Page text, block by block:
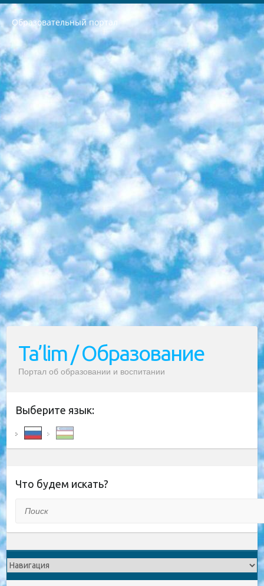
Образовательный портал
РЕСПУБЛИКА УЗБЕКИСТАН МИНИСТРЕРСТВО ДОШКОЛЬНОГО И ШКОЛЬНОГО ОБРАЗОВАНИЯ КОМАНДА в общеобразовательных учреждениях в 2023-2024 учебном году организация и проведение итоговой государственной аттестации обучающихся о Министра дошкольного и школьного образования Республики Узбекистан от 4 марта 2008 года (постановлением Минюста от 20 марта 2008 года № 1778 государственной регистрации) «Итоговое состояние учащихся общего среднего образования на основании положения об утверждении положения об аттестации общего среднего образования выпускной экзамен студентов в образовательных учреждениях в 2023-2024 учебном году В целях организации и прохождения аттестации приказываю: 1. Следующее: перечень предметов, по которым будет проводиться итоговая государственная аттестация и экзамен формы перевода согласно приложению 1; сертификаты международного образца, оценивающие уровень владения иностранными языками перечень согласно приложению 2; 2. Педагогический при специализированных образовательных учреждениях. научно-практический центр квалификации и международной оценки (Д.Давидова) 2024 г. До 25 марта: задания по предметам, по которым будет проводиться итоговая аттестация разработка и утверждение технических условий; итоговая аттестация на основании разработанного предметного задания разработка вопросов по предметам (устно и письменно), экзамен передача; общеобразовательные средние школы и специальные учебные заведения учащиеся выпускных классов школ и интернатов в агентской системе подготовка базы данных экзаменационных материалов и критериев оценки; перевод базы экзаменационных материалов на все языки обучения подать в Республиканский образовательный центр для изготовления; варианты экзаменов на основе разработанных контрольных материалов пусть будут поставлены задачи формирования. 3. Республиканский образовательный центр (Ш.Худайкулов) до 5 апреля 2024 года. до: база данных предоставленных экзаменационных материалов на все языки обучения перевод и экспертиза; для слепых, слабовидящих, глухих, слабослышащих и умственно отсталых детей учащиеся выпускных классов специализированных школ и школ-интернатов база данных экзаменационных материалов на всех преподаваемых языках подготовка критериев оценки; специализированные школы для умственно отсталых детей и технологии для учащихся выпускных классов школ-интернатов разработка соответствующих рекомендаций и критериев проведения ЕГЭ по естествознанию давать задания. 4. Педагогический при специализированных образовательных учреждениях. Научно-практический центр навыков и международной оценки (Д.Давидова), Республика образовательный центр (Худайкулов Ш.) итоговый государственный аттестационный экзамен ориентирован на творческое и логическое мышление при подготовке базы материалов учитывать введение заданий. 5. Следует отметить, что: сертификат государственного образца о знании общеобразовательного предмета и как минимум национальный уровень B1 по предметам на иностранных языках, указанным в Приложении 2. или международно признанный сертификат эквивалентного уровня студенты, изучающие определенный предмет, освобождаются от экзамена; по соответствующим предметам запланирована итоговая государственная аттестация за день до дня, путем жеребьевки Рабочей группой (в письменной форме по предметам, проводимым в форме) из числа сформированных вариантов выбрано 2 варианта; 2 выбранных варианта экзамена анонсированы на официальном сайте министерства и все выпускники по всей стране на основе этих вариантов проводит итоговую государственную аттестацию. 6. Государственное образование учащихся средних общеобразовательных учреждений. знания в соответствии с квалификационными требованиями, которые необходимо приобрести на основании стандартов итоговый (выпускной) контроль для 9 и 11 классов в целях тестирования Экзамены (далее – экзамены) состоят из предметов, перечисленных в приложении 1. будет сделано. 7. Экзамены пройдут с 26 мая по 15 июня 2024 г. (кроме науки физического воспитания). 8. Физическая для учащихся 9 классов общесредних образовательных учреждений. Экзамены по предмету «Образование, квалификация медицина» 1-6 мая 2024 года. сотрудники перевести под присмотр (с отклонениями в физическом или умственном развитии) специализированная школа для детей, школы-интернаты и со сколиозом школы-интернаты санаторного типа для больных детей исключены). 9. Он был слепым, слабовидящим и имел нарушения опорно-двигательного аппарата. экзамены в специализированных школах и интернатах для детей должны проводиться исходя из требований, предъявляемых к общеобразовательным учреждениям (физкультура кроме науки). 10. Специализированная школа для глухих и слабослышащих детей. и экзамены в интернатах и быть реализован в виде письменного теста по математике. 11. Специальность для умственно отсталых детей. Для 9 класса Родной язык и литературное письмо Государственный язык (язык обучения – узбекский). для неклассов) написано Математическое письмо Письменная/устная история Узбекистана Физическое воспитание практично Итоговый контроль Для 11 класса Написание родного языка и литературы (эссе) Математическое письмо Узбекский язык (обучение на узбекском языке) не посещающее общее среднее образование для учреждений)/Образовательное учреждение выбор письменный и устный Иностранный язык письменный/устный Письменная/устная история Узбекистана *По выбору студента:  Химия  Физика  Основы государственного права  География 10 бесплатных образовательных ресурсов - Мы составили подборку онлайн-проектов с интерактивными упражнениями, видеолекциями и статьями. Они помогут вам обрести новые и освежить старые знания бесплатно. 1. «ИНТУИТ» Старейшая образовательная площадка Рунета. Здесь вы найдёте сотни текстовых и видеокурсов на десятки различных тем — от программирования до психологии. Многие курсы подготовлены российскими университетами и крупными международными компаниями вроде Intel и Microsoft. Самостоятельное обучение бесплатное, но желающие могут оплатить услуги персональных наставников. 2. «Смартия» знакомит с актуальными профессиями и подсказывает, как им обучаться. Выбрав заинтересовавшую вас специальность — SMM-специалист, фотограф, веб-дизайнер или другую, — увидите список необходимых для неё умений. Чтобы вы могли освоить их самостоятельно, для каждого умения площадка отображает подборку ссылок на учебные материалы. Хотя «Смартия» ориентируется на русскоязычную аудиторию, часть контента всё же доступна только на английском. 3. «Лекторий Физтеха» Проект Московского физико-технического института (Физтеха). С его помощью вы можете смотреть онлайн серии лекций, записанные на видео в этом вузе. В числе доступных предметов — физика, биология, химия, информационные технологии и другие. К некоторым лекциям администрация ресурса прилагает готовые конспекты, которые можно скачивать в PDF-формате. 4. ITMOcourses Онлайн-площадка Санкт-Петербургского национального исследовательского университета информационных технологий, механики и оптики (ИТМО). Ресурс предоставляет свободный доступ к курсам, разработанным в этом вузе. Каталог материалов разбит на четыре категории: «Оптические системы и технологии», «Приборостроение и робототехника», «Информационные технологии» и «Биотехнологии». Курсы состоят из видеолекций, интерактивных демонстраций и заданий. 5. «КиберЛенинка» Электронная научная библиотека открытого доступа. Каталог площадки регулярно обрастает текстами статей из различных научных изданий. Сгруппированные по журналам и рубрикам публикации можно читать онлайн или скачивать целиком в PDF-формате. Проект нацелен на популяризацию науки за счёт открытого доступа к качественной информации. 6. «ПостНаука» На этом ресурсе публикуют подборки видеолекций, составленные экспертами из разных отраслей и объединённые общими темами. Среди них, к примеру, есть серии «Биоинформатика и геномика», «Культура средневековой Скандинавии» и Cinema Studies о теории кино. Каждая подборка лекций — логически связанная история, рассказанная экспертом от первого лица. Кроме того, на сайте появляются научно-образовательные статьи и тесты на разные темы. 7. «Newочём» Команда проекта «Newочём» отбирает самые интересные тексты из англоязычных СМИ и переводит те из них, за которые голосуют участники сообщества «ВКонтакте». По большей части это научно-популярные статьи. Редакторы придумывают лишь заголовки, в остальном содержание переводов соответствует оригиналам. Полные тексты можно читать прямо в социальной сети. 8. InternetUrok Онлайн-база материалов по основным дисциплинам школьной программы. Информация на сайте структурирована по классам, предметам и темам (урокам). Каждый урок состоит из видеолекций и конспектов. Есть также интерактивные тренажёры и тесты для закрепления пройденного материала. Даже если вы давно окончили школу, возможность повторить программу старших классов всегда может пригодиться. 9. Edutainme Ещё один ресурс об образовании. В отличие от Newtonew, как мне кажется, Edutainme больше ориентируется на представителей индустрии: педагогов, предпринимателей, разработчиков образовательных проектов. Но и любой, кто просто стремится к саморазвитию, найдёт на сайте много полезного и интересного для себя. Например, информацию о новых курсах и образовательных сервисах. 10. Newtonew Онлайн-медиа об образовании и обучении в широком смысле. Авторы Newtonew пишут об инструментах, заведениях, тактиках и стратегиях, которые помогают учить других и получать новые знания самостоятельно. На этой площадке вы найдёте новости, обзоры, аналитические мат
Ta’lim / Образование
Портал об образовании и воспитании
Выберите язык:
Что будем искать?